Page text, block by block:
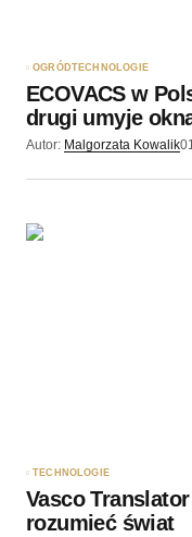
OGRÓDTECHNOLOGIE
ECOVACS w
drugi umyje
Autor: Malgorzata Kowalik
TECHNOLOGIE
Vasco
rozumieć świat